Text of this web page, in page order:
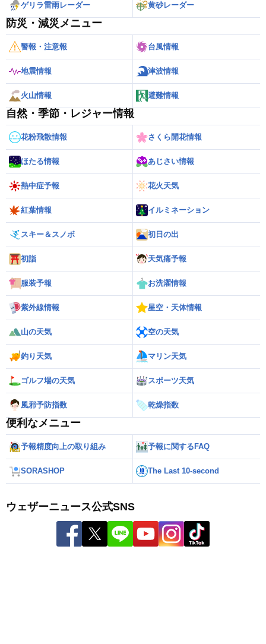
ゲリラ雷雨レーダー 黄砂レーダー
防災・減災メニュー
警報・注意報 台風情報
地震情報 津波情報
火山情報 避難情報
自然・季節・レジャー情報
花粉飛散情報 さくら開花情報
ほたる情報 あじさい情報
熱中症予報 花火天気
紅葉情報 イルミネーション
スキー＆スノボ 初日の出
初詣 天気痛予報
服装予報 お洗濯情報
紫外線情報 星空・天体情報
山の天気 空の天気
釣り天気 マリン天気
ゴルフ場の天気 スポーツ天気
風邪予防指数 乾燥指数
便利なメニュー
予報精度向上の取り組み 予報に関するFAQ
SORASHOP The Last 10-second
ウェザーニュース公式SNS